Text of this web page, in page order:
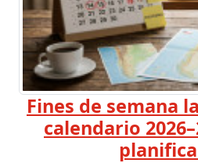
Fines de semana
calendario